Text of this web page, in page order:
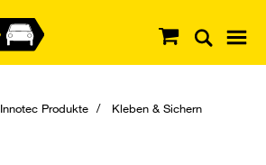
Innotec Produkte
Kleben & Sichern